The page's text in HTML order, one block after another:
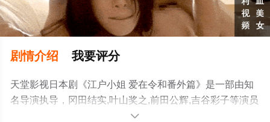
剧情介绍 我要评分
天堂影视日本剧《江户小姐 爱在令和番外篇》是一部由知
名导演执导，冈田结实,叶山奖之,前田公辉,吉谷彩子等演员
精彩演绎的日本电视剧，大结局剧情已揭晓（1-4全集），
